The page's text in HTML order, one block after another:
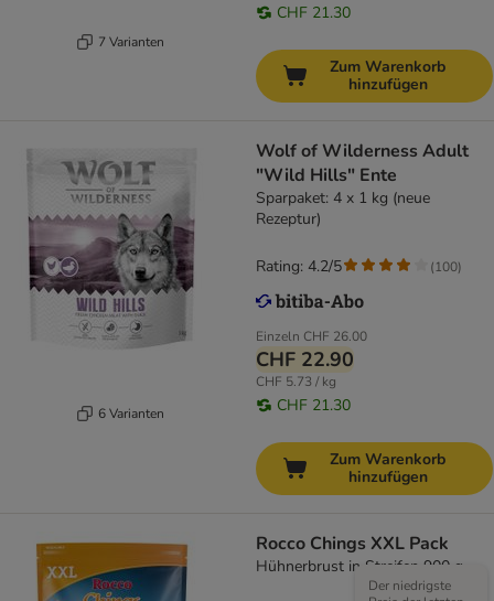
7 Varianten
CHF 21.30
Zum Warenkorb
hinzufügen
6 Varianten
Wolf of Wilderness Adult
"Wild Hills" Ente
Sparpaket: 4 x 1 kg (neue
Rezeptur)
Einzeln CHF 26.00
CHF 22.90
CHF 5.73 / kg
CHF 21.30
Rating: 4.2/5 (100)
Zum Warenkorb
hinzufügen
Rocco Chings XXL Pack
Hühnerbrust in Streifen 900 g
Der niedrigste